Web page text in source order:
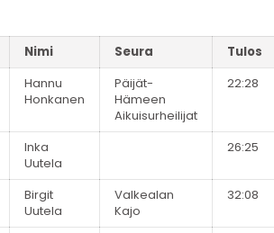
Nimi Seura
Tulos
Hannu
Honkanen
Päijät-
Hämeen
Aikuisurheilijat
22:28
Inka
Uutela
26:25
Birgit
Uutela
Valkealan
Kajo
32:08